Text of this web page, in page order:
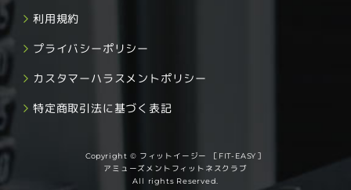
利用規約
プライバシーポリシー
カスタマーハラスメントポリシー
特定商取引法に基づく表記
Copyright © フィットイージー ［FIT-EASY］
アミューズメントフィットネスクラブ
All rights Reserved.